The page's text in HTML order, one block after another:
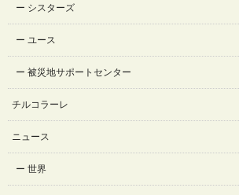
シスターズ
ユース
被災地サポートセンター
チルコラーレ
ニュース
世界